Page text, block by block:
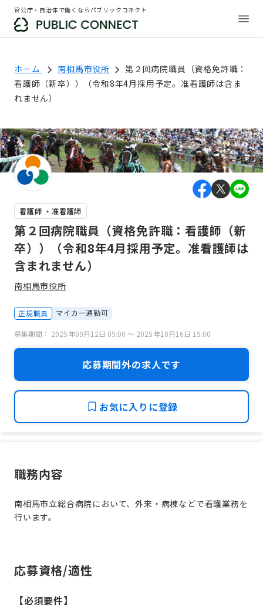
官公庁・自治体で働くならパブリックコネクト
ホーム 南相馬市役所
第２回病院職員（資格免許職：
看護師（新卒））（令和8年4月採用予定。准看護師は含ま
れません）
看護師 ・准看護師
第２回病院職員（資格免許職：看護師（新
卒））（令和8年4月採用予定。准看護師は
含まれません）
南相馬市役所
正規職員 マイカー通勤可
募集期間： 2025年09月12日 05:00 〜 2025年10月16日 15:00
応募期間外の求人です
お気に入りに登録
職務内容
南相馬市立総合病院において、外来・病棟などで看護業務を
行います。
応募資格/適性
【必須要件】